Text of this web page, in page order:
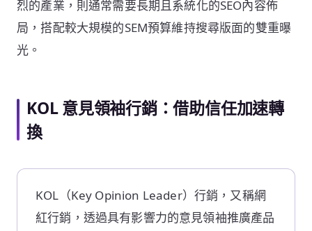
烈的產業，則通常需要長期且系統化的SEO內容佈
局，搭配較大規模的SEM預算維持搜尋版面的雙重曝
光。
KOL 意見領袖行銷：借助信任加速轉
換
KOL（Key Opinion Leader）行銷，又稱網
紅行銷，透過具有影響力的意見領袖推廣產品